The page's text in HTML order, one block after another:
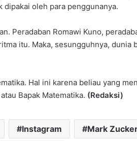
dipakai oleh para penggunanya.
Peradaban Romawi Kuno,
itu. Maka, sesungguhnya, dunia
Hal ini karena beliau yang
Bapak Matematika. (Redaksi)
Instagram Mark